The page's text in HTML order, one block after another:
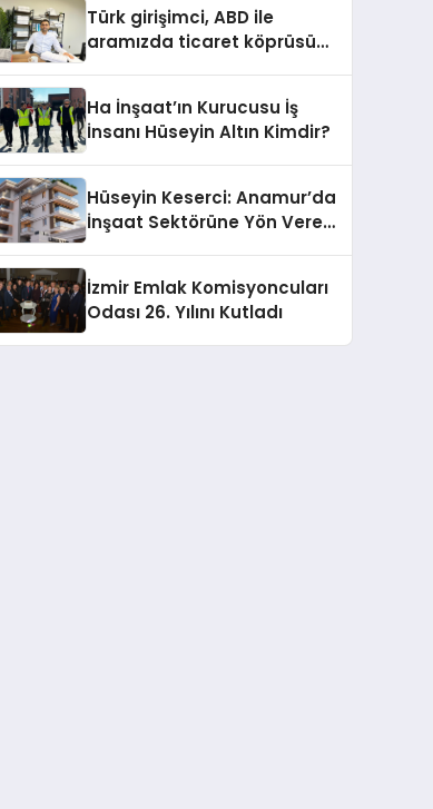
Katkılarıyla Tamamlandı
Türk girişimci, ABD ile
aramızda ticaret köprüsü
Ha İnşaat’ın Kurucusu İş
İnsanı Hüseyin Altın Kimdir?
Hüseyin Keserci: Anamur’da
İnşaat Sektörüne Yön Veren
İzmir Emlak Komisyoncuları
Odası 26. Yılını Kutladı